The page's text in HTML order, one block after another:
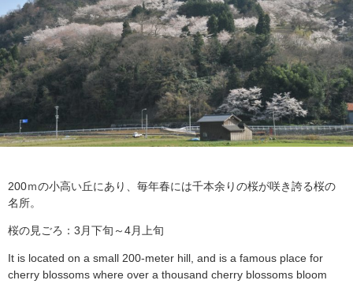
200ｍの小高い丘にあり、毎年春には千本余りの桜が咲き誇る桜の
名所。
桜の見ごろ：3月下旬～4月上旬
It is located on a small 200-meter hill, and is a famous place for
cherry blossoms where over a thousand cherry blossoms bloom